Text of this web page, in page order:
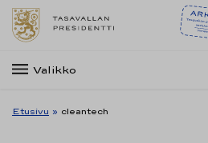
Valikko
Etusivu » cleantech